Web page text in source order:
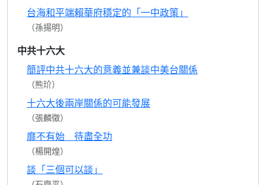
台海和平端賴華府穩定的「一中政策」
（孫揚明）
中共十六大
簡評中共十六大的意義並兼談中美台關係
（熊玠）
十六大後兩岸關係的可能發展
（張麟徵）
靡不有始 待盡全功
（楊開煌）
談「三個可以談」